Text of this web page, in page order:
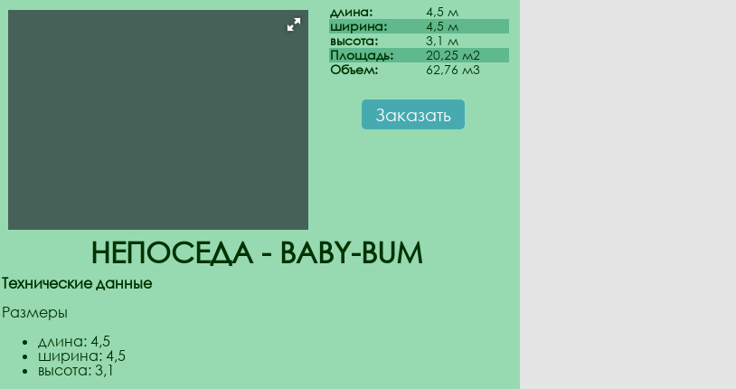
длина:
4,5 м
ширина:
4,5 м
высота:
3,1 м
Площадь:
20,25 м2
Объем:
62,76 м3
Заказать
НЕПОСЕДА - BABY-BUM
Технические данные
Размеры
длина: 4,5
ширина: 4,5
высота: 3,1